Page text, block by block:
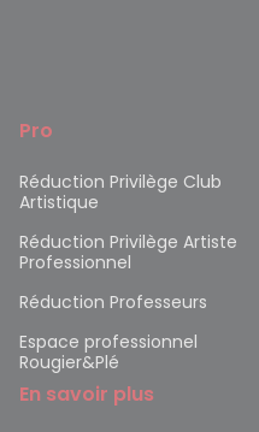
Pro
Réduction Privilège Club
Artistique
Réduction Privilège Artiste
Professionnel
Réduction Professeurs
Espace professionnel
Rougier&Plé
En savoir plus